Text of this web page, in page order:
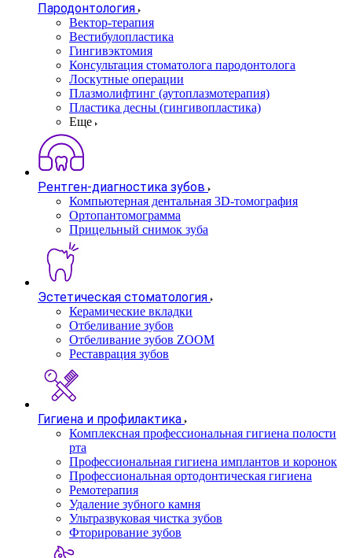
Пародонтология
Вектор-терапия
Вестибулопластика
Гингивэктомия
Консультация стоматолога пародонтолога
Лоскутные операции
Плазмолифтинг (аутоплазмотерапия)
Пластика десны (гингивопластика)
Еще
Рентген-диагностика зубов
Компьютерная дентальная 3D-томография
Ортопантомограмма
Прицельный снимок зуба
Эстетическая стоматология
Керамические вкладки
Отбеливание зубов
Отбеливание зубов ZOOM
Реставрация зубов
Гигиена и профилактика
Комплексная профессиональная гигиена полости
рта
Профессиональная гигиена имплантов и коронок
Профессиональная ортодонтическая гигиена
Ремотерапия
Удаление зубного камня
Ультразвуковая чистка зубов
Фторирование зубов